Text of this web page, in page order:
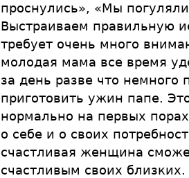
проснулись», «Мы
Выстраиваем правильную
требует очень много
молодая мама все время
за день разве что немного
приготовить ужин папе.
нормально на первых
о себе и о своих
счастливая женщина
счастливым своих